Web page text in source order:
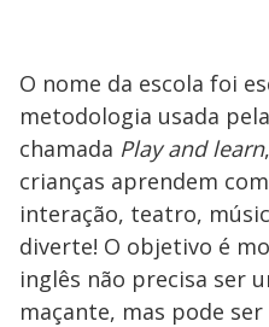
O nome da escola foi
metodologia usada
chamada Play and learn
crianças aprendem
interação, teatro,
diverte! O objetivo é
inglês não precisa ser
maçante, mas pode